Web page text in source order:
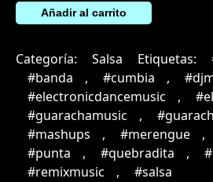
Cuando
Aparezca
Amor
(Intro
Outro)
cantidad
Añadir al carrito
Categoría: Salsa Etiquetas:
#banda
, #cumbia ,
#electronicdancemusic
,
#guarachamusic
,
#mashups
, #merengue ,
#punta
, #quebradita ,
#remixmusic
, #salsa